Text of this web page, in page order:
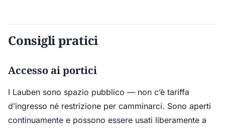
Consigli pratici
Accesso ai portici
I Lauben sono spazio pubblico — non c’è tariffa
d’ingresso né restrizione per camminarci. Sono aperti
continuamente e possono essere usati liberamente a